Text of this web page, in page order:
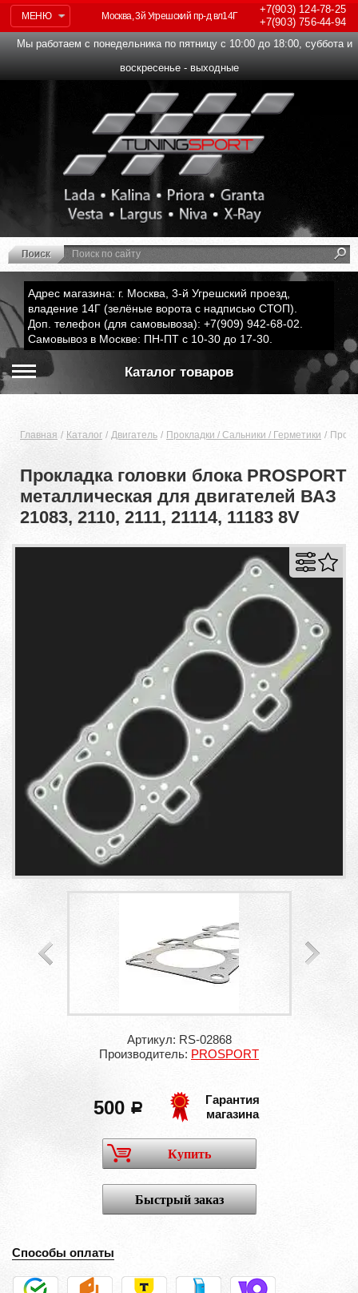
МЕНЮ
+7(903)124-78-25
+7(903)756-44-94
Москва, 3й Угрешский пр-д вл14Г
Мы работаем с понедельника по пятницу с 10:00 до 18:00, суббота и
воскресенье - выходные
Адрес магазина: г. Москва, 3-й Угрешский проезд,
владение 14Г (зелёные ворота с надписью СТОП).
Доп. телефон (для самовывоза): +7(909) 942-68-02.
Самовывоз в Москве: ПН-ПТ с 10-30 до 17-30.
Каталог товаров
Главная Каталог Двигатель Прокладки / Сальники / Герметики
Прокладка головки блока PROSPORT
металлическая для двигателей ВАЗ
21083, 2110, 2111, 21114, 11183 8V
Артикул: RS-02868
Производитель: PROSPORT
500 a
Гарантия
магазина
Купить
Быстрый заказ
Способы оплаты